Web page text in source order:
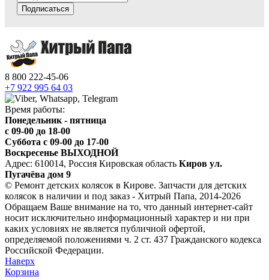
Подписаться
8 800 222-45-06
+7 922 995 64 03
Время работы:
Понедельник - пятница
c 09-00 до 18-00
Суббота с 09-00 до 17-00
Воскресенье ВЫХОДНОЙ
Адрес: 610014, Россия Кировская область Киров ул.
Пугачёва дом 9
© Ремонт детских колясок в Кирове. Запчасти для детских
колясок в наличии и под заказ - Хитрый Папа, 2014-2026
Обращаем Ваше внимание на то, что данный интернет-сайт
носит исключительно информационный характер и ни при
каких условиях не является публичной офертой,
определяемой положениями ч. 2 ст. 437 Гражданского кодекса
Российской Федерации.
Наверх
Корзина